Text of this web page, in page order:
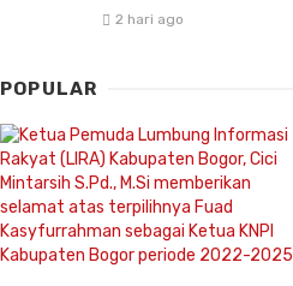
2 hari ago
POPULAR